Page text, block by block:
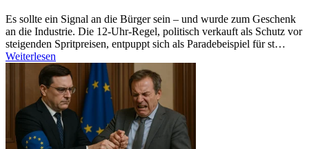
Es sollte ein Signal an die Bürger sein – und wurde zum Geschenk
an die Industrie. Die 12-Uhr-Regel, politisch verkauft als Schutz vor
steigenden Spritpreisen, entpuppt sich als Paradebeispiel für st…
Weiterlesen